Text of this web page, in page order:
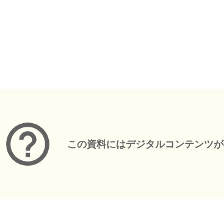
この資料にはデジタルコンテンツが